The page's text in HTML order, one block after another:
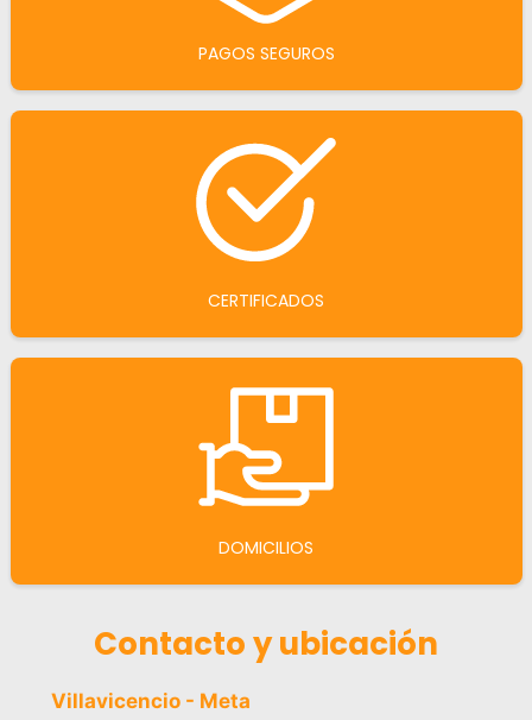
PAGOS SEGUROS
CERTIFICADOS
DOMICILIOS
Contacto y ubicación
Villavicencio - Meta